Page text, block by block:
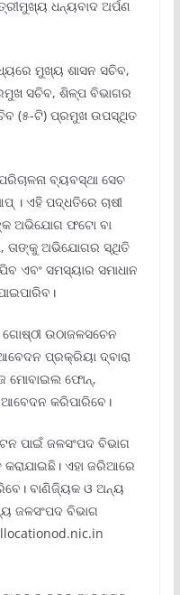
ଧନ୍ୟବାଦ ଅର୍ପଣ
ମୁଖ୍ୟ ଶାସନ ସଚିବ,
ସଚିବ, ଶିଳ୍ପ ବିଭାଗର
(୫-ଟି) ପ୍ରମୁଖ ଉପସ୍ଥିତ
ବ୍ୟବସ୍ଥା ସେଚ
। ଏହି ପଦ୍ଧତିରେ ଚାଷୀ
ଅଭିଯୋଗ ଫଟୋ ବା
ତାଙ୍କୁ ଅଭିଯୋଗର ସ୍ଥିତି
ଏବଂ ସମସ୍ୟାର ସମାଧାନ
ଉଠାଜଳସଚେନ
ପ୍ରକ୍ରିୟା ଦ୍ବାରା
ମୋବାଇଲ ଫୋନ୍‌,
କରିପାରିବେ।
ପାଇଁ ଜଳସଂପଦ ବିଭାଗ
ଏହା ଜରିଆରେ
ବାଣିଜ୍ୟିକ ଓ ଅନ୍ୟ
ଜଳସଂପଦ ବିଭାଗ